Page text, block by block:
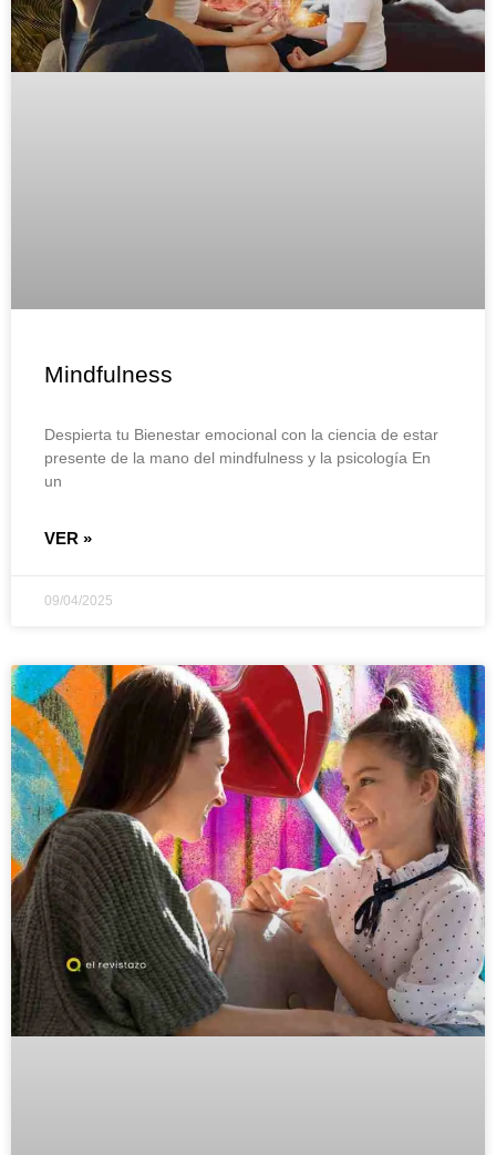
Mindfulness
Despierta tu Bienestar emocional con la ciencia de estar
presente de la mano del mindfulness y la psicología En
un
VER »
09/04/2025